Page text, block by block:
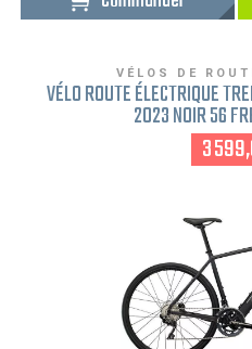
VÉLOS DE
VÉLO ROUTE ÉLECTRIQUE
2023 NOIR 56
3